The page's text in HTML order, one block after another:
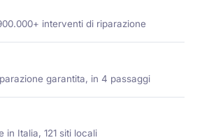
interventi di riparazione
garantita, in 4 passaggi
Italia, 121 siti locali